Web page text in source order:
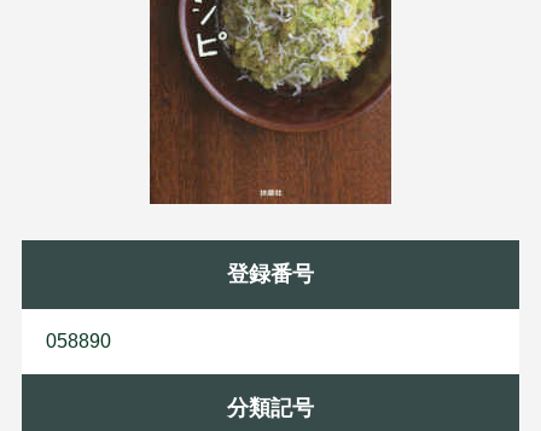
登録番号
058890
分類記号